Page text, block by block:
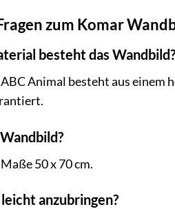
zum Komar
besteht das Wandbild?
Animal besteht aus
50 x 70 cm.
anzubringen?